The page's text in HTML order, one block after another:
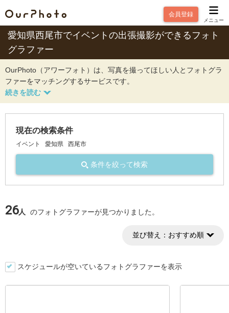
会員登録
メニュー
愛知県西尾市でイベントの出張撮影ができるフォト
グラファー
OurPhoto（アワーフォト）は、写真を撮ってほしい人とフォトグラ
ファーをマッチングするサービスです。
現在の検索条件
イベント 愛知県 西尾市
条件を絞って検索
26人 のフォトグラファーが見つかりました。
並び替え： おすすめ順
スケジュールが空いているフォトグラファーを表示